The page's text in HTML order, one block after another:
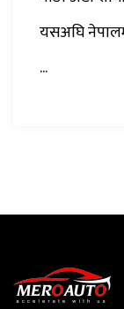
यसअघि
...